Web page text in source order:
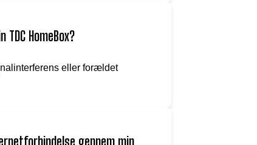
HomeBox?
eller forældet
gennem min